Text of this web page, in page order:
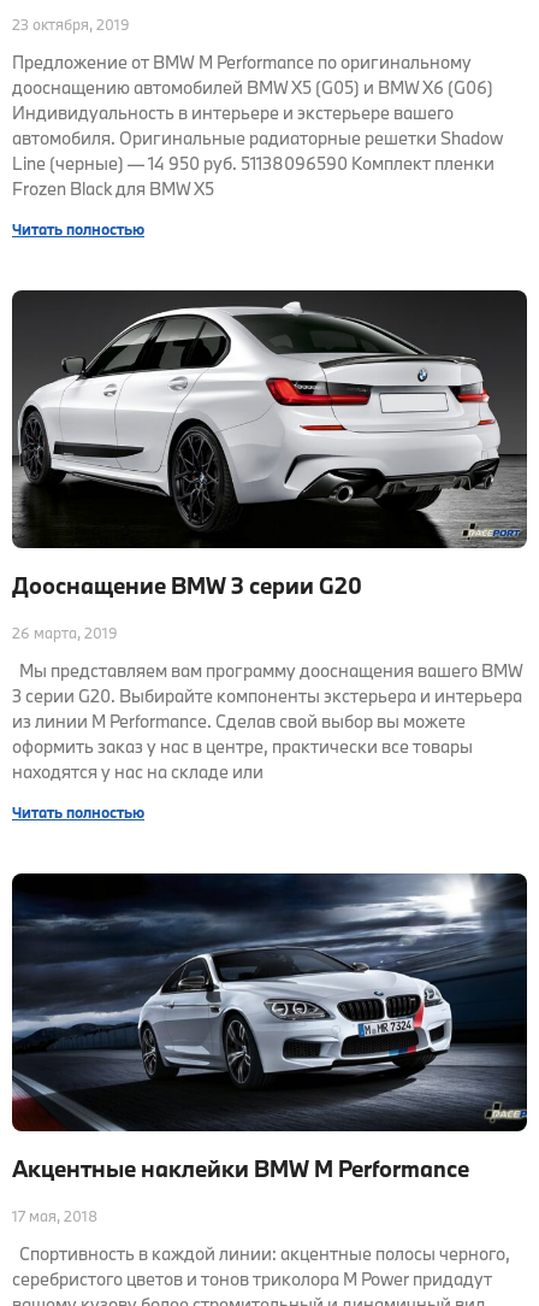
23 октября, 2019
Предложение от BMW M Performance по оригинальному
дооснащению автомобилей BMW X5 (G05) и BMW X6 (G06)
Индивидуальность в интерьере и экстерьере вашего
автомобиля. Оригинальные радиаторные решетки Shadow
Line (черные) — 14 950 руб. 51138096590 Комплект пленки
Frozen Black для BMW X5
Читать полностью
Дооснащение BMW 3 серии G20
26 марта, 2019
Мы представляем вам программу дооснащения вашего BMW
3 серии G20. Выбирайте компоненты экстерьера и интерьера
из линии M Performance. Сделав свой выбор вы можете
оформить заказ у нас в центре, практически все товары
находятся у нас на складе или
Читать полностью
Акцентные наклейки BMW M Performance
17 мая, 2018
Спортивность в каждой линии: акцентные полосы черного,
серебристого цветов и тонов триколора M Power придадут